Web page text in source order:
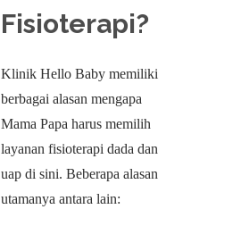
Fisioterapi?
Klinik Hello Baby memiliki
berbagai alasan mengapa
Mama Papa harus memilih
layanan fisioterapi dada dan
uap di sini. Beberapa alasan
utamanya antara lain: